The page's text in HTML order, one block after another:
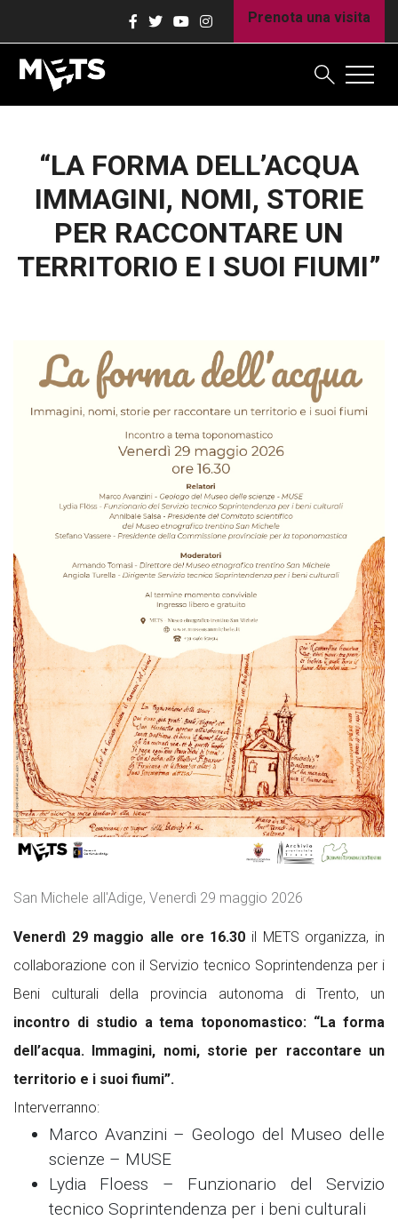
Prenota una visita
“LA FORMA DELL’ACQUA
IMMAGINI, NOMI, STORIE
PER RACCONTARE UN
TERRITORIO E I SUOI FIUMI”
San Michele all'Adige, Venerdì 29 maggio 2026
Venerdì 29 maggio alle ore 16.30 il METS organizza, in
collaborazione con il Servizio tecnico Soprintendenza per i
Beni culturali della provincia autonoma di Trento, un
incontro di studio a tema toponomastico: “La forma
dell’acqua. Immagini, nomi, storie per raccontare un
territorio e i suoi fiumi”.
Interverranno:
Marco Avanzini – Geologo del Museo delle
scienze – MUSE
Lydia Floess – Funzionario del Servizio
tecnico Soprintendenza per i beni culturali